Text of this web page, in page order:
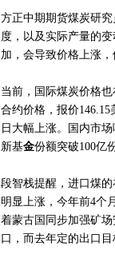
方正中期期货煤炭研
度，以及实际产量的
加，会导致价格上涨，
当前，国际煤炭价格
合约价格，报价
日大幅上涨。国内市
新基金份额突破100亿份
段智栈提醒，进口煤
明显上涨，今年前4个
着蒙古国同步加强矿
口，而去年定的出口